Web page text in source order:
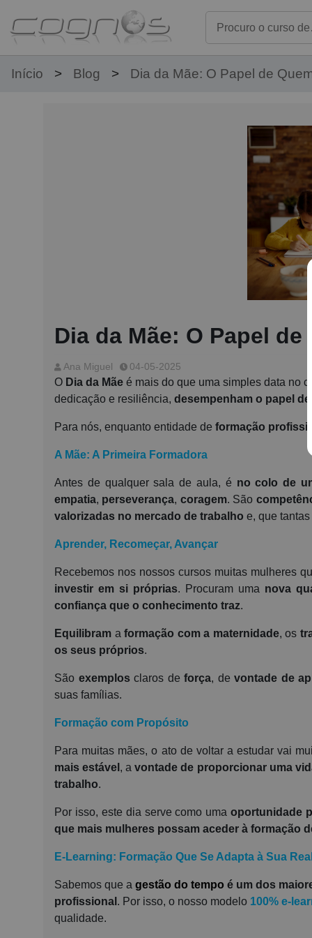
Início Blog Dia da Mãe: O Papel de
Dia da Mãe: O Papel
Ana Miguel 04-05-2025
O Dia da Mãe é mais do que uma simples data no
dedicação e resiliência, desempenham o papel
Para nós, enquanto entidade de formação
A Mãe: A Primeira Formadora
Antes de qualquer sala de aula, é no colo de
empatia, perseverança, coragem. São
valorizadas no mercado de trabalho e, que
Aprender, Recomeçar, Avançar
Recebemos nos nossos cursos muitas mulheres
investir em si próprias. Procuram uma nova
confiança que o conhecimento traz.
Equilibram a formação com a maternidade, os
os seus próprios.
São exemplosclaros deforça, devontade de
suas famílias.
Formação com Propósito
Para muitas mães, o ato de voltar a estudar vai
mais estável , avontade de proporcionar uma
trabalho.
Por isso, este dia serve como uma oportunidade
que mais mulheres possam aceder à formação
E-Learning: Formação Que Se Adapta à Sua
Sabemos que a gestão do tempo é um dos
profissional . Por isso, o nosso modelo 100% e-
qualidade.